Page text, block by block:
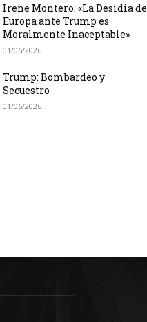
Irene Montero: «La Desidia de
Europa ante Trump es
Moralmente Inaceptable»
01/06/2026
Trump: Bombardeo y
Secuestro
01/06/2026